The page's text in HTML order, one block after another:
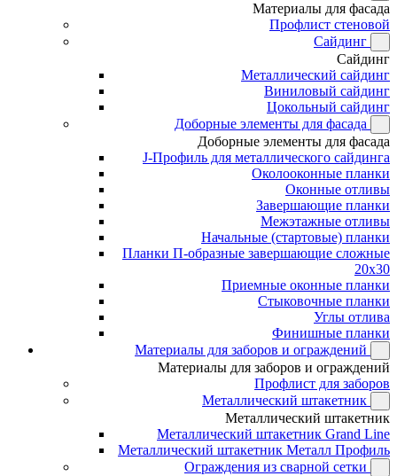
Материалы для фасада
Профлист стеновой
Сайдинг
Сайдинг
Металлический сайдинг
Виниловый сайдинг
Цокольный сайдинг
Доборные элементы для фасада
Доборные элементы для фасада
J-Профиль для металлического сайдинга
Околооконные планки
Оконные отливы
Завершающие планки
Межэтажные отливы
Начальные (стартовые) планки
Планки П-образные завершающие сложные
20x30
Приемные оконные планки
Стыковочные планки
Углы отлива
Финишные планки
Материалы для заборов и ограждений
Материалы для заборов и ограждений
Профлист для заборов
Металлический штакетник
Металлический штакетник
Металлический штакетник Grand Line
Металлический штакетник Металл Профиль
Ограждения из сварной сетки